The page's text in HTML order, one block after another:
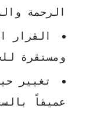
الرحمة
القرار
ومستقرة
تغيير
عميقاً